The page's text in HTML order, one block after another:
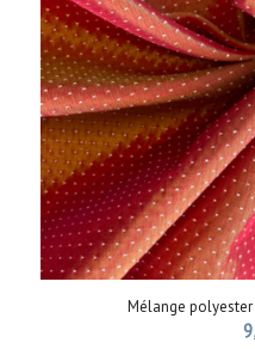
Mélange